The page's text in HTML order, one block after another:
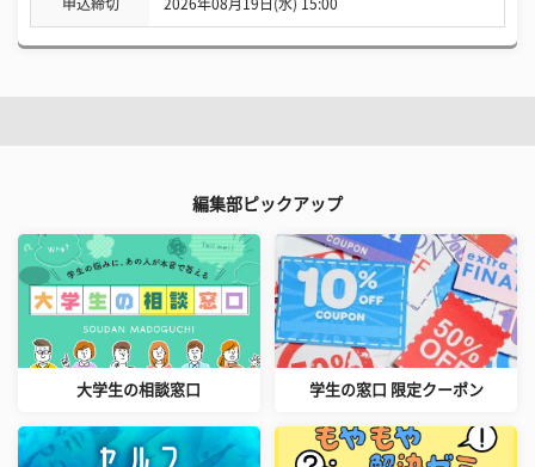
申込締切 2026年08月19日(水) 15:00
編集部ピックアップ
大学生の相談窓口 学生の窓口 限定クーポン